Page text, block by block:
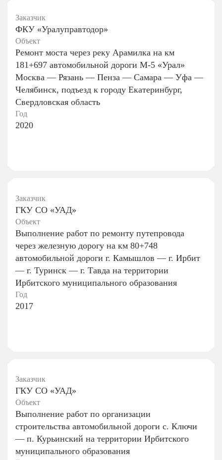
Заказчик
ФКУ «Уралуправтодор»
Объект
Ремонт моста через реку Арамилка на км
181+697 автомобильной дороги М-5 «Урал»
Москва — Рязань — Пенза — Самара — Уфа —
Челябинск, подъезд к городу Екатеринбург,
Свердловская область
Год
2020
Заказчик
ГКУ СО «УАД»
Объект
Выполнение работ по ремонту путепровода
через железную дорогу на км 80+748
автомобильной дороги г. Камышлов — г. Ирбит
— г. Туринск — г. Тавда на территории
Ирбитского муниципального образования
Год
2017
Заказчик
ГКУ СО «УАД»
Объект
Выполнение работ по организации
строительства автомобильной дороги с. Ключи
— п. Курьинский на территории Ирбитского
муниципального образования